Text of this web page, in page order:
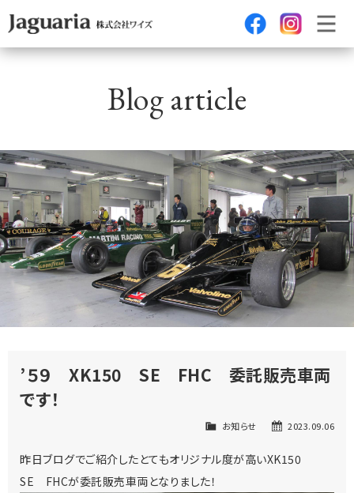
Blog article
’５９ XK150 SE FHC 委託販売車両
です！
2023.09.06
お知らせ
昨日ブログでご紹介したとてもオリジナル度が高いXK150
SE FHCが委託販売車両となりました！